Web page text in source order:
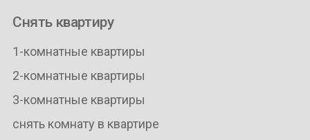
Снять квартиру
1-комнатные квартиры
2-комнатные квартиры
3-комнатные квартиры
снять комнату в квартире